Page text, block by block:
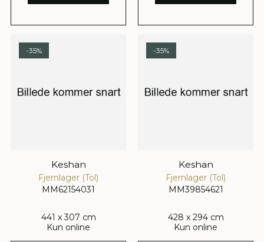
-35%
Keshan
Fjernlager (Tol)
MM62154031
441 x 307 cm
Kun online
-35%
Keshan
Fjernlager (Tol)
MM39854621
428 x 294 cm
Kun online